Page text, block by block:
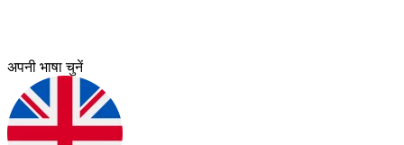
अपनी भाषा चुनें